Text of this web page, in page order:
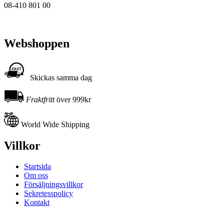
08-410 801 00
Webshoppen
Skickas samma dag
Fraktfrittöver 999kr
World Wide Shipping
Villkor
Startsida
Om oss
Försäljningsvillkor
Sekretesspolicy
Kontakt